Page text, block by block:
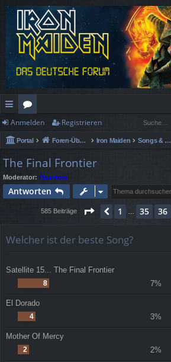
ch
ne
llz
ug
rif
or
en
Anmelden Registrieren
Portal Foren-Übersicht Iron Maiden Songs & Alben Spezial
The Final Frontier
Moderator: Phantom
Antworten
585 Beiträge Seite 39 von39
Vorherige
1 … 35 36
Welcher ist der beste Song?
Satellite 15... The Final Frontier
8 7%
El Dorado
4 3%
Mother Of Mercy
2 2%